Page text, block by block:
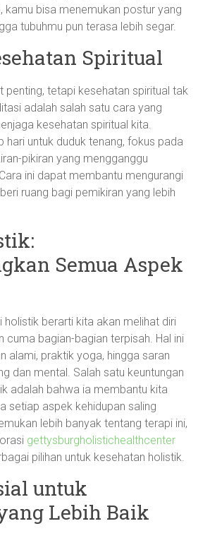
kamu bisa menemukan postur yang
tubuhmu pun terasa lebih segar.
Spiritual
penting, tetapi kesehatan spiritual tak
adalah salah satu cara yang
kesehatan spiritual kita.
hari untuk duduk tenang, fokus pada
pikiran yang mengganggu
ini dapat membantu mengurangi
ruang bagi pemikiran yang lebih
Semua Aspek
holistik berarti kita akan melihat diri
cuma bagian-bagian terpisah. Hal ini
alami, praktik yoga, hingga saran
dan mental. Salah satu keuntungan
adalah bahwa ia membantu kita
setiap aspek kehidupan saling
lebih banyak tentang terapi ini,
gettysburgholistichealthcenter
pilihan untuk kesehatan holistik.
untuk
Lebih Baik